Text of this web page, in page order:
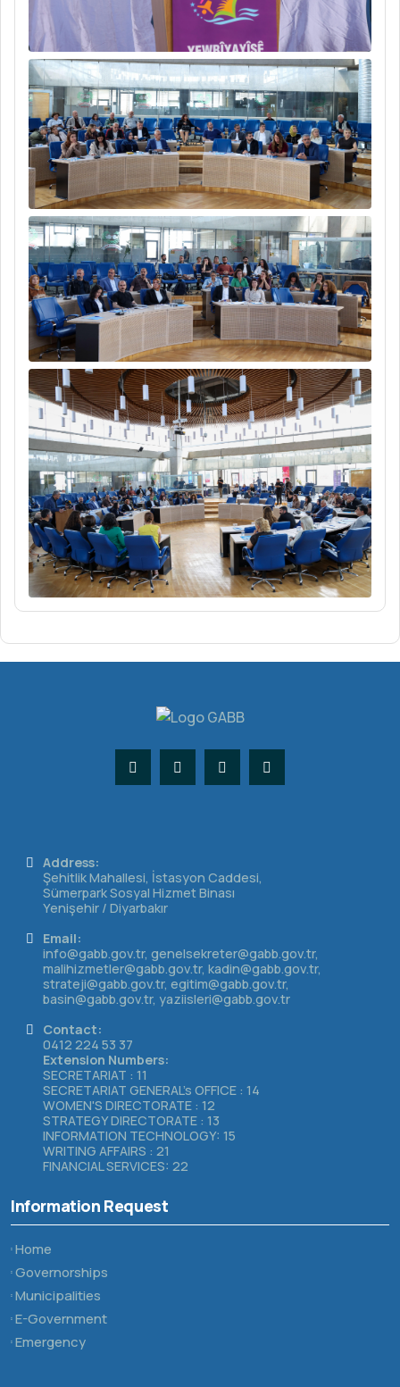
Address:
Şehitlik Mahallesi, İstasyon Caddesi,
Sümerpark Sosyal Hizmet Binası
Yenişehir / Diyarbakır
Email:
info@gabb.gov.tr, genelsekreter@gabb.gov.tr,
malihizmetler@gabb.gov.tr, kadin@gabb.gov.tr,
strateji@gabb.gov.tr, egitim@gabb.gov.tr,
basin@gabb.gov.tr, yaziisleri@gabb.gov.tr
Contact:
0412 224 53 37
Extension Numbers:
SECRETARIAT : 11
SECRETARIAT GENERAL's OFFICE : 14
WOMEN'S DIRECTORATE : 12
STRATEGY DIRECTORATE : 13
INFORMATION TECHNOLOGY: 15
WRITING AFFAIRS : 21
FINANCIAL SERVICES: 22
Information Request
Home
Governorships
Municipalities
E-Government
Emergency